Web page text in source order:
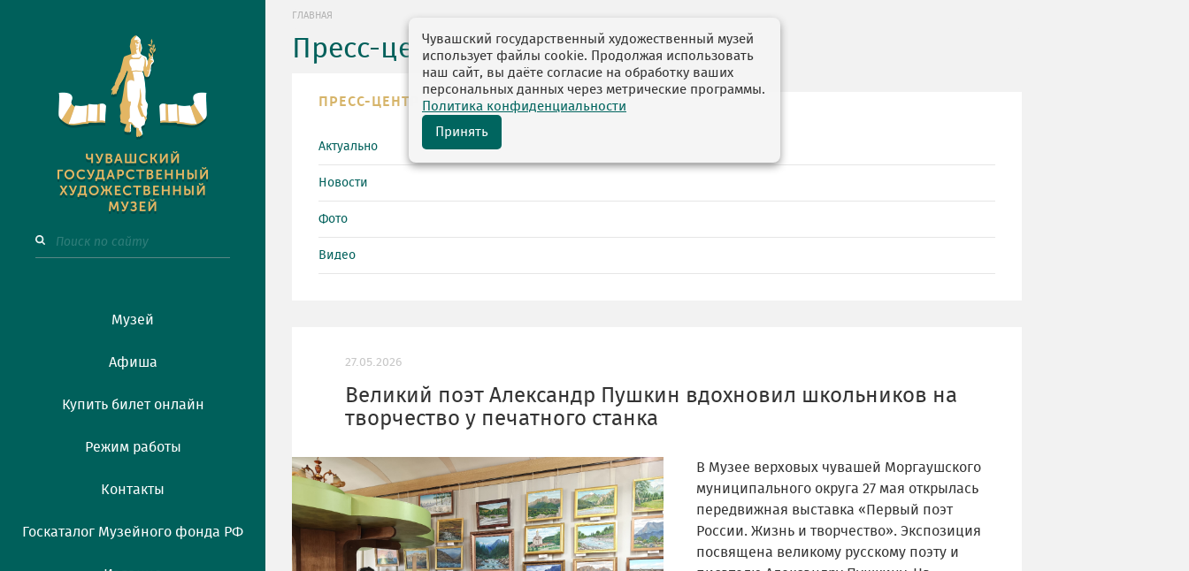
Музей
Афиша
Купить билет онлайн
Режим работы
Контакты
Госкаталог Музейного фонда РФ
ГЛАВНАЯ
Пресс-центр
ПРЕСС-ЦЕНТР
Актуально
Новости
Фото
Видео
27.05.2026
Великий поэт Александр Пушкин вдохновил школьников на
творчество у печатного станка
В Музее верховых чувашей Моргаушского
муниципального округа 27 мая открылась
передвижная выставка «Первый поэт
России. Жизнь и творчество». Экспозиция
посвящена великому русскому поэту и
Чувашский государственный художественный музей
использует файлы cookie. Продолжая использовать
наш сайт, вы даёте согласие на обработку ваших
персональных данных через метрические программы.
Политика конфиденциальности
Принять